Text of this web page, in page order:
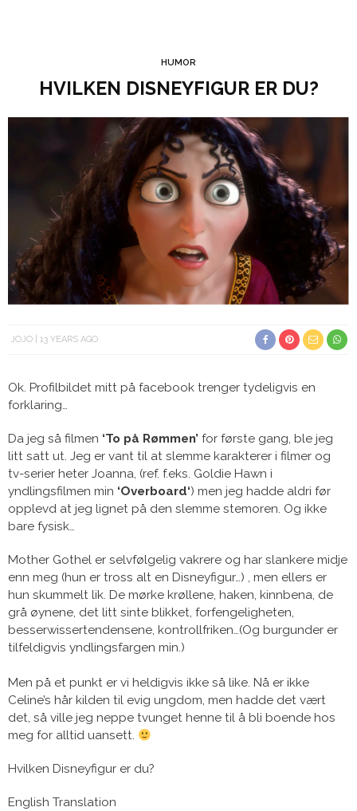
HUMOR
HVILKEN DISNEYFIGUR ER DU?
JOJO 13 YEARS AGO
Ok. Profilbildet mitt på facebook trenger tydeligvis en
forklaring…
Da jeg så filmen ‘To på Rømmen’ for første gang, ble jeg
litt satt ut. Jeg er vant til at slemme karakterer i filmer og
tv-serier heter Joanna, (ref. f.eks. Goldie Hawn i
yndlingsfilmen min ‘Overboard‘) men jeg hadde aldri før
opplevd at jeg lignet på den slemme stemoren. Og ikke
bare fysisk…
Mother Gothel er selvfølgelig vakrere og har slankere midje
enn meg (hun er tross alt en Disneyfigur…) , men ellers er
hun skummelt lik. De mørke krøllene, haken, kinnbena, de
grå øynene, det litt sinte blikket, forfengeligheten,
besserwissertendensene, kontrollfriken…(Og burgunder er
tilfeldigvis yndlingsfargen min.)
Men på et punkt er vi heldigvis ikke så like. Nå er ikke
Celine’s hår kilden til evig ungdom, men hadde det vært
det, så ville jeg neppe tvunget henne til å bli boende hos
meg for alltid uansett.
Hvilken Disneyfigur er du?
English Translation